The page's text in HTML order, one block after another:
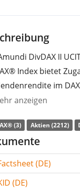
DivDAX II
Index bietet
im
und
Der ETF
Replikation
anzeigen
(3) Aktien (2212)
(DE)
(DE)